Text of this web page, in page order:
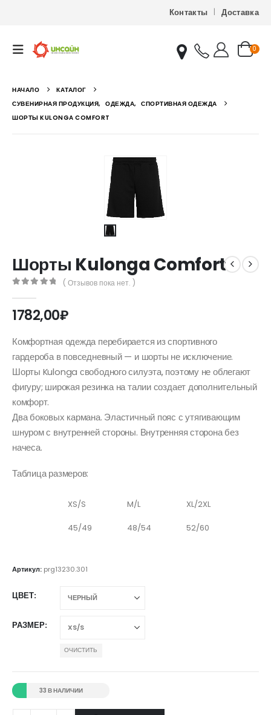
Контакты Доставка
0
НАЧАЛО
КАТАЛОГ
СУВЕНИРНАЯ ПРОДУКЦИЯ, ОДЕЖДА, СПОРТИВНАЯ ОДЕЖДА
ШОРТЫ KULONGA COMFORT
Шорты Kulonga Comfort
( Отзывов пока нет. )
1782,00₽
Комфортная одежда перебирается из спортивного
гардероба в повседневный — и шорты не исключение.
Шорты Kulonga свободного силуэта, поэтому не облегают
фигуру; широкая резинка на талии создает дополнительный
комфорт.
Два боковых кармана. Эластичный пояс с утягивающим
шнуром с внутренней стороны. Внутренняя сторона без
начеса.
Таблица размеров:
XS/S M/L XL/2XL
45/49 48/54 52/60
Артикул: prg13230.301
ЦВЕТ
РАЗМЕР
ОЧИСТИТЬ
33 В НАЛИЧИИ